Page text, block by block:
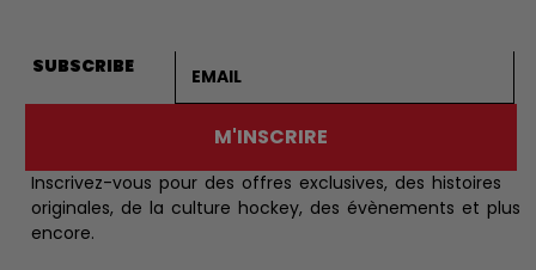
SUBSCRIBE
M'INSCRIRE
Inscrivez-vous pour des offres exclusives, des histoires
originales, de la culture hockey, des évènements et plus
encore.